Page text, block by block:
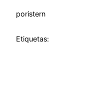
poristern
Etiquetas: